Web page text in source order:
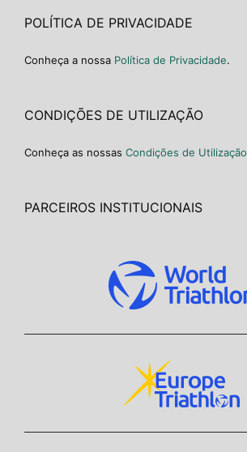
POLÍTICA DE PRIVACIDADE
Conheça a nossa Política de Privacidade.
CONDIÇÕES DE UTILIZAÇÃO
Conheça as nossas Condições de Utilização
PARCEIROS INSTITUCIONAIS